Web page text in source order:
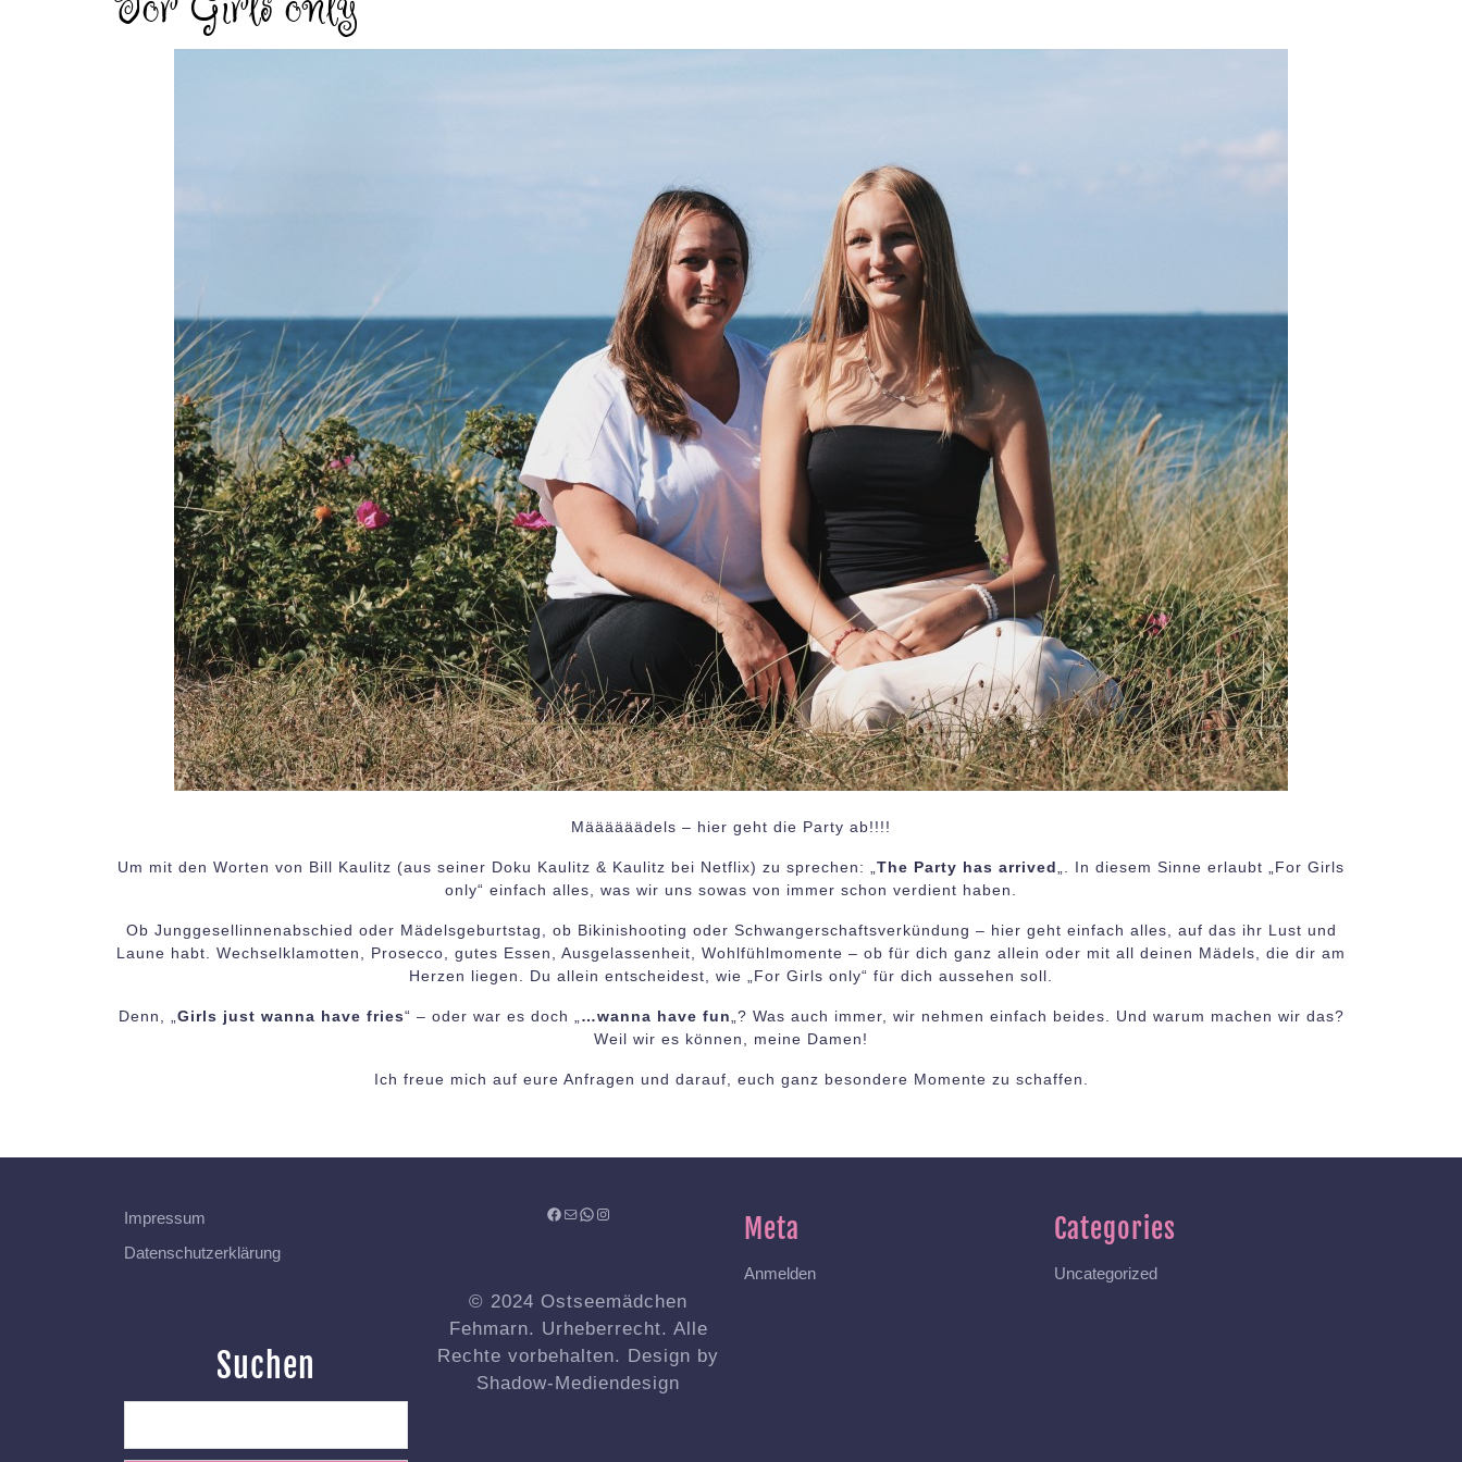
Määäääädels – hier geht die Party ab!!!!
Um mit den Worten von Bill Kaulitz (aus seiner Doku Kaulitz & Kaulitz bei Netflix) zu sprechen: „ The Party has arrived
„. In diesem Sinne erlaubt „For Girls
only“ einfach alles, was wir uns sowas von immer schon verdient haben.
Ob Junggesellinnenabschied oder Mädelsgeburtstag, ob Bikinishooting oder Schwangerschaftsverkündung – hier geht einfach alles, auf das ihr Lust und
Laune habt. Wechselklamotten, Prosecco, gutes Essen, Ausgelassenheit, Wohlfühlmomente – ob für dich ganz allein oder mit all deinen Mädels, die dir am
Herzen liegen. Du allein entscheidest, wie „For Girls only“ für dich aussehen soll.
Denn, „ Girls just wanna have fries“ – oder war es doch „ …wanna have fun „? Was auch immer, wir nehmen einfach beides. Und warum machen wir das?
Weil wir es können, meine Damen!
Ich freue mich auf eure Anfragen und darauf, euch ganz besondere Momente zu schaffen.
Impressum
Datenschutzerklärung
Suchen
Facebook
MailWhatsApp
Instagram
© 2024 Ostseemädchen
Fehmarn. Urheberrecht. Alle
Rechte vorbehalten. Design by
Shadow-Mediendesign
Meta
Anmelden
Categories
Uncategorized